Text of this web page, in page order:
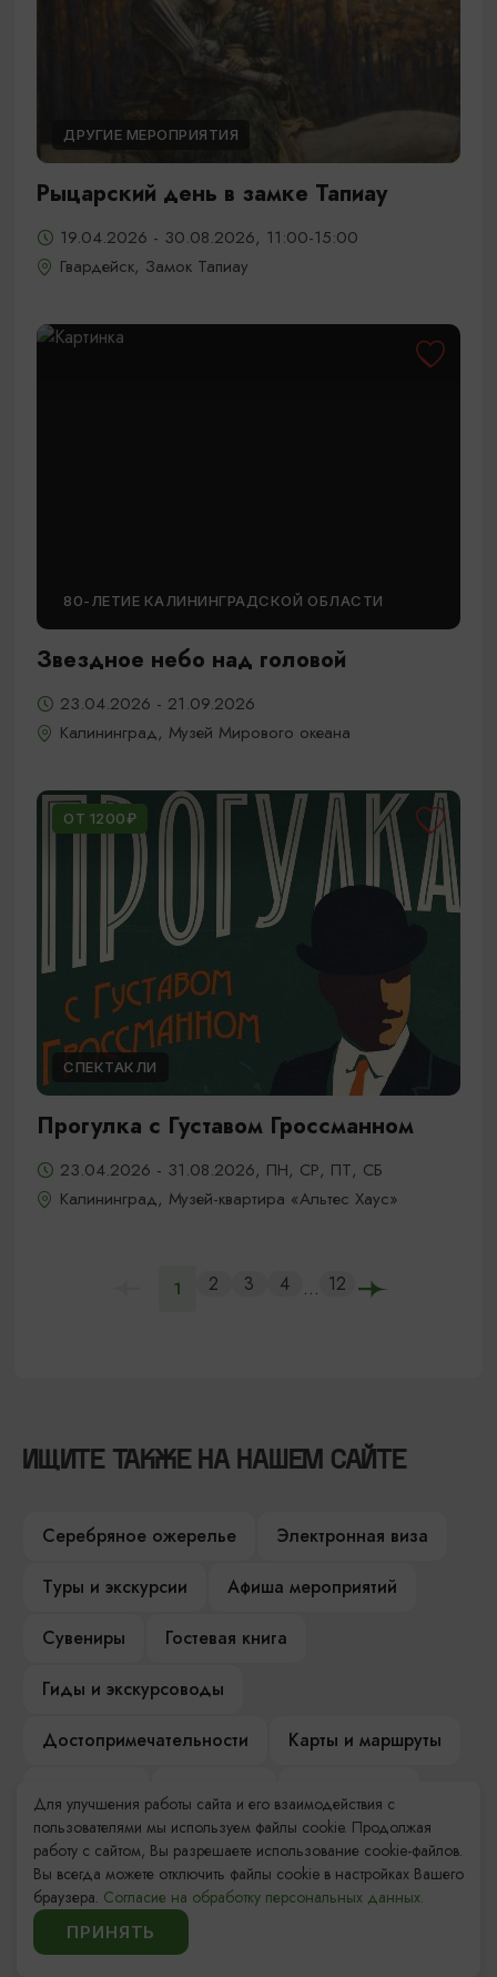
ДРУГИЕ МЕРОПРИЯТИЯ
Рыцарский день в замке Тапиау
19.04.2026 - 30.08.2026, 11:00-15:00
Гвардейск, Замок Тапиау
80-ЛЕТИЕ КАЛИНИНГРАДСКОЙ ОБЛАСТИ
Звездное небо над головой
23.04.2026 - 21.09.2026
Калининград, Музей Мирового океана
ОТ 1200₽
СПЕКТАКЛИ
Прогулка с Густавом Гроссманном
23.04.2026 - 31.08.2026, ПН, СР, ПТ, СБ
Калининград, Музей-квартира «Альтес Хаус»
1 2 3 4 ... 12
ИЩИТЕ ТАКЖЕ НА НАШЕМ САЙТЕ
Серебряное ожерелье
Электронная виза
Туры и экскурсии
Афиша мероприятий
Сувениры
Гостевая книга
Гиды и экскурсоводы
Достопримечательности
Карты и маршруты
Компас Балтийской кухни
Настоящий Калининградец
Музеи
Для улучшения работы сайта и его взаимодействия с
пользователями мы используем файлы cookie. Продолжая
работу с сайтом, Вы разрешаете использование cookie-файлов.
Вы всегда можете отключить файлы cookie в настройках Вашего
браузера. Согласие на обработку персональных данных.
ПРИНЯТЬ